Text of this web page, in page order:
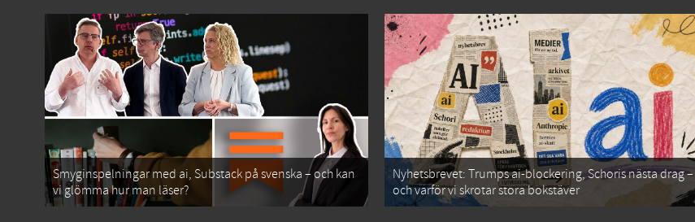
Smyginspelningar med ai, Substack på svenska – och kan
vi glömma hur man läser?
Nyhetsbrevet: Trumps ai-blockering, Schoris nästa drag –
och varför vi skrotar stora bokstäver